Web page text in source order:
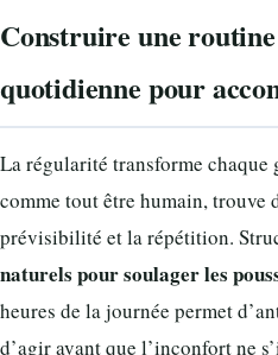
Construire une
quotidienne pour
La régularité transforme chaque
comme tout être humain, trouve
prévisibilité et la répétition.
naturels pour soulager les
heures de la journée permet
d’agir avant que l’inconfort ne